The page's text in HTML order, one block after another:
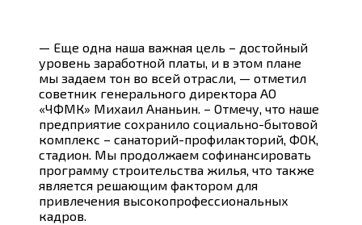
— Еще одна наша важная цель – достойный
уровень заработной платы, и в этом плане
мы задаем тон во всей отрасли, — отметил
советник генерального директора АО
«ЧФМК» Михаил Ананьин. – Отмечу, что наше
предприятие сохранило социально-бытовой
комплекс – санаторий-профилакторий, ФОК,
стадион. Мы продолжаем софинансировать
программу строительства жилья, что также
является решающим фактором для
привлечения высокопрофессиональных
кадров.